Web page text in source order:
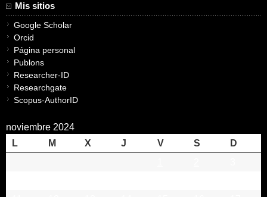
Mis sitios
Google Scholar
Orcid
Página personal
Publons
Researcher-ID
Researchgate
Scopus-AuthorID
noviembre 2024
L
M X J V S
D